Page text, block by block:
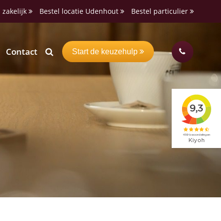
zakelijk Bestel locatie Udenhout Bestel particulier
Contact Start de keuzehulp